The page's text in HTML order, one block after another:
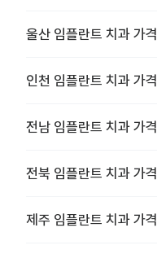
울산 임플란트 치과 가격
인천 임플란트 치과 가격
전남 임플란트 치과 가격
전북 임플란트 치과 가격
제주 임플란트 치과 가격